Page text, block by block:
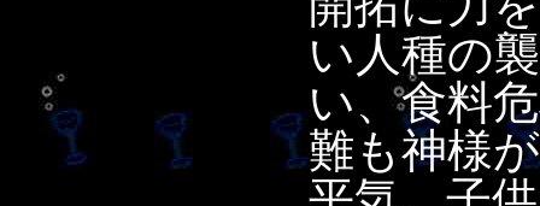
い人種の
い、食料
難も神様